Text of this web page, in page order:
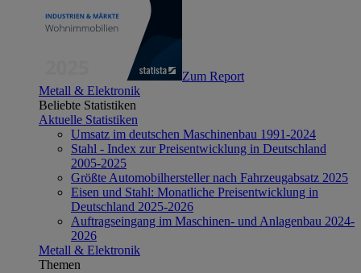
Zum Report
Metall & Elektronik
Beliebte Statistiken
Aktuelle Statistiken
Umsatz im deutschen Maschinenbau 1991-2024
Stahl - Index zur Preisentwicklung in Deutschland
2005-2025
Größte Automobilhersteller nach Fahrzeugabsatz 2025
Eisen und Stahl: Monatliche Preisentwicklung in
Deutschland 2025-2026
Auftragseingang im Maschinen- und Anlagenbau 2024-
2026
Metall & Elektronik
Themen